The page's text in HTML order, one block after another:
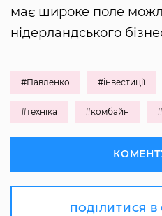
має широке поле
нідерландського
#Павленко #інвестиції
#техніка #комбайн
ПОДІЛИТИСЯ